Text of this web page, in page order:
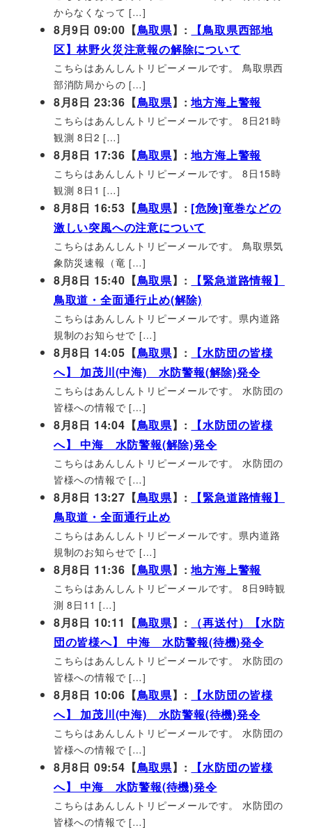
からなくなって […]
8月9日 09:00【鳥取県】:
【鳥取県西部地
区】林野火災注意報の解除について
こちらはあんしんトリピーメールです。 鳥取県西
部消防局からの […]
8月8日 23:36【鳥取県】:地方海上警報
こちらはあんしんトリピーメールです。 8日21時
観測 8日2 […]
8月8日 17:36【鳥取県】:地方海上警報
こちらはあんしんトリピーメールです。 8日15時
観測 8日1 […]
8月8日 16:53【鳥取県】: [危険]竜巻などの
激しい突風への注意について
こちらはあんしんトリピーメールです。 鳥取県気
象防災速報（竜 […]
8月8日 15:40【鳥取県】:
【緊急道路情報】
鳥取道・全面通行止め(解除)
こちらはあんしんトリピーメールです。県内道路
規制のお知らせで […]
8月8日 14:05【鳥取県】:
【水防団の皆様
へ】 加茂川(中海) 水防警報(解除)発令
こちらはあんしんトリピーメールです。 水防団の
皆様への情報で […]
8月8日 14:04【鳥取県】:
【水防団の皆様
へ】 中海 水防警報(解除)発令
こちらはあんしんトリピーメールです。 水防団の
皆様への情報で […]
8月8日 13:27【鳥取県】:
【緊急道路情報】
鳥取道・全面通行止め
こちらはあんしんトリピーメールです。県内道路
規制のお知らせで […]
8月8日 11:36【鳥取県】:地方海上警報
こちらはあんしんトリピーメールです。 8日9時観
測 8日11 […]
8月8日 10:11【鳥取県】:
（再送付）【水防
団の皆様へ】 中海 水防警報(待機)発令
こちらはあんしんトリピーメールです。 水防団の
皆様への情報で […]
8月8日 10:06【鳥取県】:
【水防団の皆様
へ】 加茂川(中海) 水防警報(待機)発令
こちらはあんしんトリピーメールです。 水防団の
皆様への情報で […]
8月8日 09:54【鳥取県】:
【水防団の皆様
へ】 中海 水防警報(待機)発令
こちらはあんしんトリピーメールです。 水防団の
皆様への情報で […]